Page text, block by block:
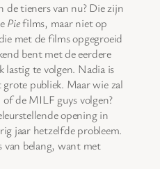
de tieners van nu? Die zijn
Piefilms, maar niet op
met de films opgegroeid
bent met de eerdere
lastig te volgen. Nadia is
publiek. Maar wie zal
de MILF guys volgen?
opening in
jaar hetzelfde probleem.
belang, want met